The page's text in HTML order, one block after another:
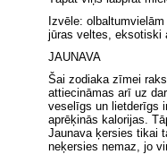
Izvēle:
jūras veltes, eksotiski
JAUNAVA
Šai zodiaka zīmei
attiecināmas arī uz
veselīgs un lietderīgs
aprēķinās kalorijas.
Jaunava ķersies tikai
neķersies nemaz, jo